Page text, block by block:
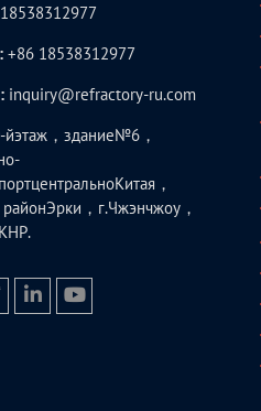
+86 18538312977
inquiry@refractory-ru.com
йэтаж，здание№6，
，
，г.Чжэнчжоу，